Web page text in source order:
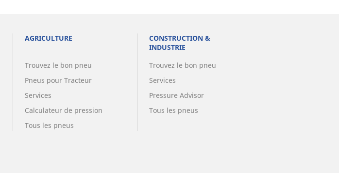
AGRICULTURE
Trouvez le bon pneu
Pneus pour Tracteur
Services
Calculateur de pression
Tous les pneus
CONSTRUCTION &
INDUSTRIE
Trouvez le bon pneu
Services
Pressure Advisor
Tous les pneus